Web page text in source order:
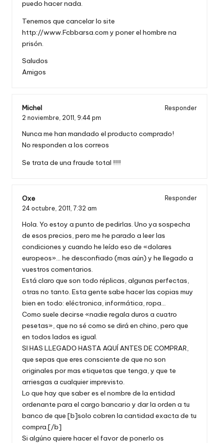
puedo hacer nada.
Tenemos que cancelar lo site
http://www.Fcbbarsa.com y poner el hombre na
prisón.
Saludos
Amigos
Michel
Responder
2 noviembre, 2011, 9:44 pm
Nunca me han mandado el producto comprado!
No responden a los correos
Se trata de una fraude total !!!!
Oxe
Responder
24 octubre, 2011, 7:32 am
Hola. Yo estoy a punto de pedirlas. Uno ya sospecha
de esos precios, pero me he parado a leer las
condiciones y cuando he leído eso de «dolares
europeos»… he desconfiado (mas aún) y he llegado a
vuestros comentarios.
Está claro que son todo réplicas, algunas perfectas,
otras no tanto. Esta gente sabe hacer las copias muy
bien en todo: eléctronica, informática, ropa…
Como suele decirse «nadie regala duros a cuatro
pesetas», que no sé como se dirá en chino, pero que
en todos lados es igual.
SI HAS LLEGADO HASTA AQUÍ ANTES DE COMPRAR,
que sepas que eres consciente de que no son
originales por mas etiquetas que tenga, y que te
arriesgas a cualquier imprevisto.
Lo que hay que saber es el nombre de la entidad
ordenante para el cargo bancario y dar la orden a tu
banco de que [b]solo cobren la cantidad exacta de tu
compra.[/b]
Si algúno quiere hacer el favor de ponerlo os